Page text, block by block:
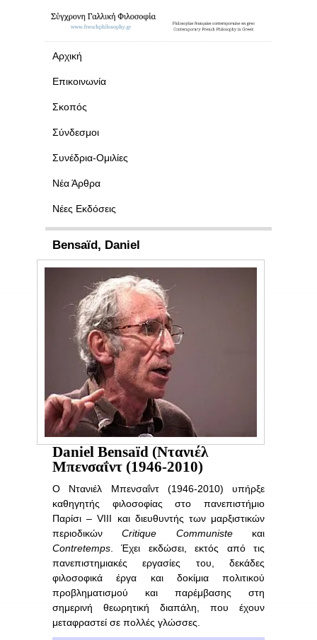
Αρχική
Επικοινωνία
Σκοπός
Σύνδεσμοι
Συνέδρια-Ομιλίες
Νέα Άρθρα
Νέες Εκδόσεις
Bensaïd, Daniel
Daniel Bensaïd (Ντανιέλ
Μπενσαΐντ (1946-2010)
Ο Ντανιέλ Μπενσαΐντ (1946-2010) υπήρξε
καθηγητής φιλοσοφίας στο πανεπιστήμιο
Παρίσι – VIII και διευθυντής των μαρξιστικών
περιοδικώνCritique Communisteκαι
Contretemps . Έχει εκδώσει, εκτός από τις
πανεπιστημιακές εργασίες του, δεκάδες
φιλοσοφικά έργα και δοκίμια πολιτικού
προβληματισμού και παρέμβασης στη
σημερινή θεωρητική διαπάλη, που έχουν
μεταφραστεί σε πολλές γλώσσες.